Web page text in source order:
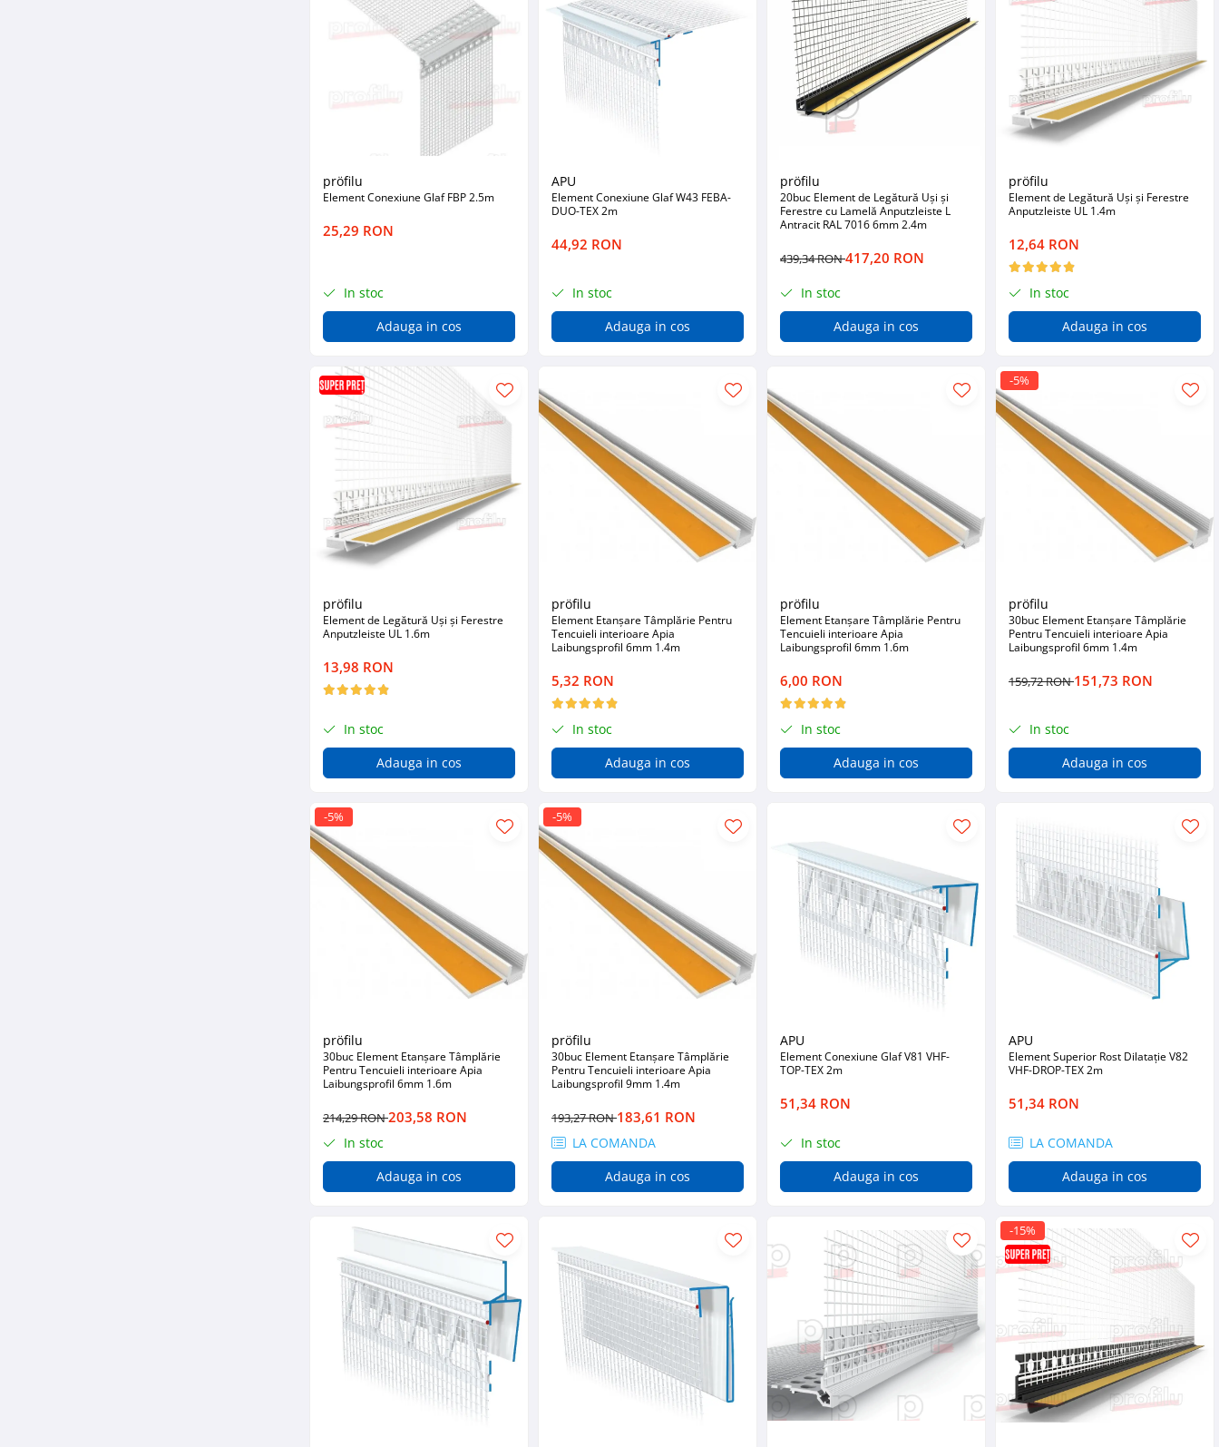
pröfilu
Element Conexiune Glaf FBP 2.5m
25,29 RON
In stoc
Adauga in cos
APU
Element Conexiune Glaf W43 FEBA-
DUO-TEX 2m
44,92 RON
In stoc
Adauga in cos
pröfilu
20buc Element de Legătură Uși și
Ferestre cu Lamelă Anputzleiste L
Antracit RAL 7016 6mm 2.4m
439,34 RON417,20 RON
In stoc
Adauga in cos
pröfilu
Element de Legătură Uși și Ferestre
Anputzleiste UL 1.4m
12,64 RON
In stoc
Adauga in cos
pröfilu
Element de Legătură Uși și Ferestre
Anputzleiste UL 1.6m
13,98 RON
In stoc
Adauga in cos
pröfilu
Element Etanșare Tâmplărie Pentru
Tencuieli interioare Apia
Laibungsprofil 6mm 1.4m
5,32 RON
In stoc
Adauga in cos
pröfilu
Element Etanșare Tâmplărie Pentru
Tencuieli interioare Apia
Laibungsprofil 6mm 1.6m
6,00 RON
In stoc
Adauga in cos
-5%
pröfilu
30buc Element Etanșare Tâmplărie
Pentru Tencuieli interioare Apia
Laibungsprofil 6mm 1.4m
159,72 RON151,73 RON
In stoc
Adauga in cos
-5%
pröfilu
30buc Element Etanșare Tâmplărie
Pentru Tencuieli interioare Apia
Laibungsprofil 6mm 1.6m
214,29 RON203,58 RON
In stoc
Adauga in cos
-5%
pröfilu
30buc Element Etanșare Tâmplărie
Pentru Tencuieli interioare Apia
Laibungsprofil 9mm 1.4m
193,27 RON183,61 RON
LA COMANDA
Adauga in cos
APU
Element Conexiune Glaf V81 VHF-
TOP-TEX 2m
51,34 RON
In stoc
Adauga in cos
APU
Element Superior Rost Dilatație V82
VHF-DROP-TEX 2m
51,34 RON
LA COMANDA
Adauga in cos
-15%